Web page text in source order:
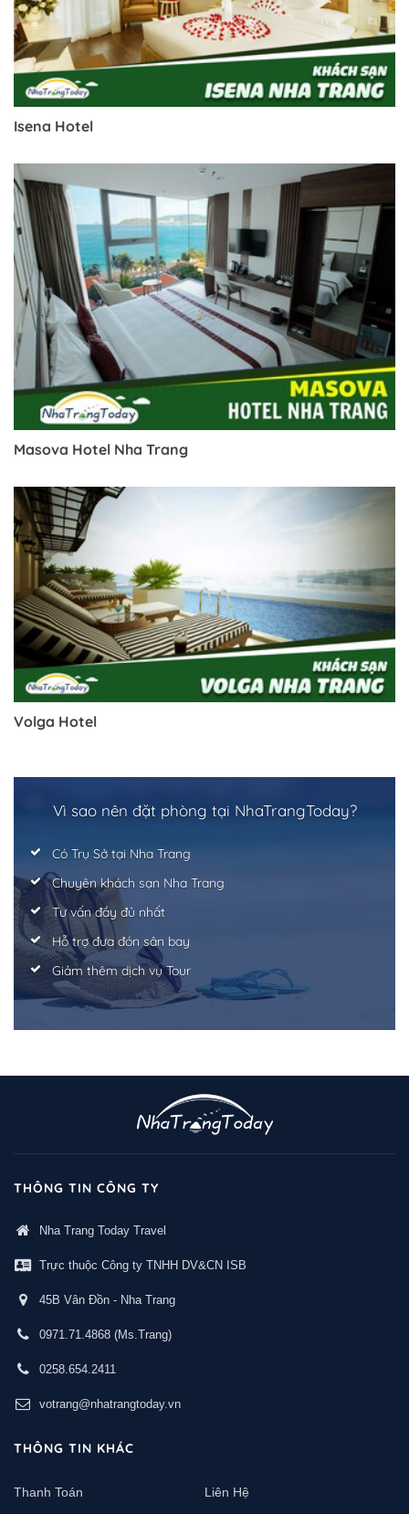
Trở về trang trước đó
Isena Hotel
Masova Hotel Nha Trang
Volga Hotel
Vì sao nên đặt phòng tại NhaTrangToday?
Có Trụ Sở tại Nha Trang
Chuyên khách sạn Nha Trang
Tư vấn đầy đủ nhất
Hỗ trợ đưa đón sân bay
Giảm thêm dịch vụ Tour
THÔNG TIN CÔNG TY
Nha Trang Today Travel
Trực thuộc Công ty TNHH DV&CN ISB
45B Vân Đồn - Nha Trang
0971.71.4868 (Ms.Trang)
0258.654.2411
votrang@nhatrangtoday.vn
THÔNG TIN KHÁC
Thanh Toán Liên Hệ